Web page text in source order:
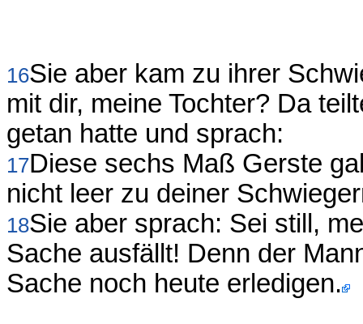
16Sie aber kam zu ihrer
mit dir, meine Tochter? Da
getan hatte und sprach:
17Diese sechs Maß Gerste
nicht leer zu deiner
18Sie aber sprach: Sei still,
Sache ausfällt! Denn der
Sache noch heute erledigen.